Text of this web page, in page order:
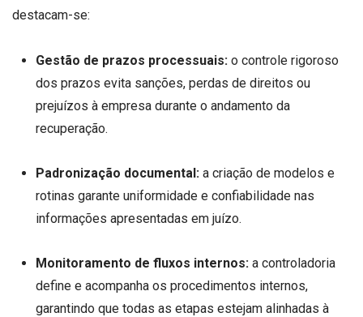
destacam-se:
Gestão de prazos processuais:o controle rigoroso
dos prazos evita sanções, perdas de direitos ou
prejuízos à empresa durante o andamento da
recuperação.
Padronização documental:a criação de modelos e
rotinas garante uniformidade e confiabilidade nas
informações apresentadas em juízo.
Monitoramento de fluxos internos:a controladoria
define e acompanha os procedimentos internos,
garantindo que todas as etapas estejam alinhadas à